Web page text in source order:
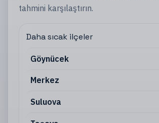
tahmini karşılaştırın.
Daha sıcak ilçeler
Göynücek
Merkez
Suluova